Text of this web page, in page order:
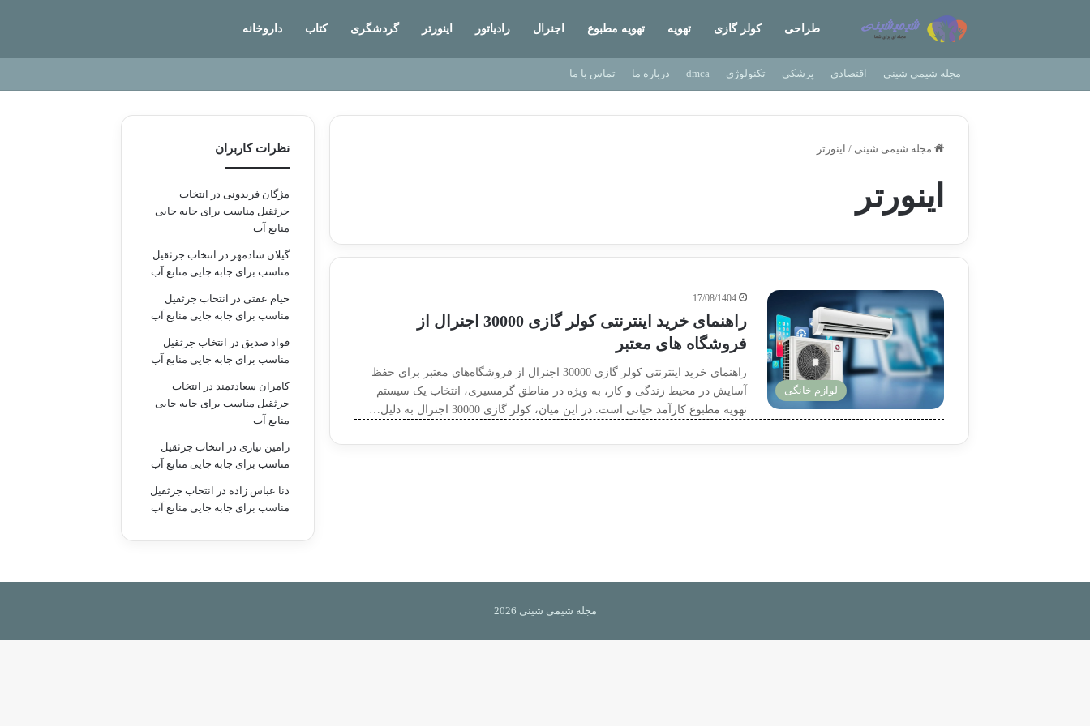
طراحی کولر گازی تهویه تهویه مطبوع اجنرال رادیاتور اینورتر گردشگری کتاب داروخانه
مجله شیمی شینی اقتصادی پزشکی تکنولوژی dmca درباره ما تماس با ما
مجله شیمی شینی / اینورتر
اینورتر
لوازم خانگی
17/08/1404
راهنمای خرید اینترنتی کولر گازی 30000 اجنرال از
فروشگاه های معتبر
راهنمای خرید اینترنتی کولر گازی 30000 اجنرال از فروشگاه‌های معتبر برای حفظ
آسایش در محیط زندگی و کار، به ویژه در مناطق گرمسیری، انتخاب یک سیستم
تهویه مطبوع کارآمد حیاتی است. در این میان، کولر گازی 30000 اجنرال به دلیل…
نظرات کاربران
مژگان فریدونیدر
انتخاب
جرثقیل مناسب برای جابه جایی
منابع آب
گیلان شادمهر در
انتخاب جرثقیل
مناسب برای جابه جایی منابع آب
خیام عفتیدر
انتخاب جرثقیل
مناسب برای جابه جایی منابع آب
فواد صدیقدر
انتخاب جرثقیل
مناسب برای جابه جایی منابع آب
کامران سعادتمنددر
انتخاب
جرثقیل مناسب برای جابه جایی
منابع آب
رامین نیازیدر
انتخاب جرثقیل
مناسب برای جابه جایی منابع آب
دنا عباس زاده در
انتخاب جرثقیل
مناسب برای جابه جایی منابع آب
مجله شیمی شینی 2026